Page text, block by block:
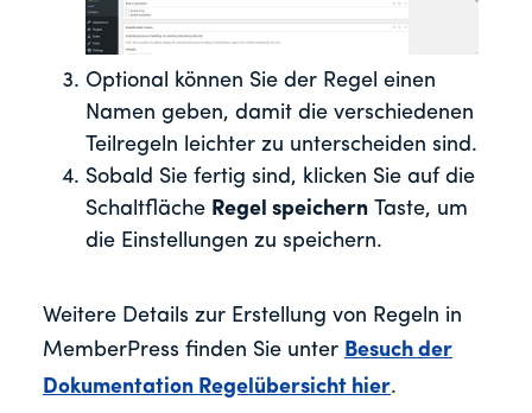
Optional können Sie der Regel einen
Namen geben, damit die verschiedenen
Teilregeln leichter zu unterscheiden sind.
Sobald Sie fertig sind, klicken Sie auf die
Schaltfläche Regel speichern Taste, um
die Einstellungen zu speichern.
Weitere Details zur Erstellung von Regeln in
MemberPress finden Sie unter Besuch der
Dokumentation Regelübersicht hier.